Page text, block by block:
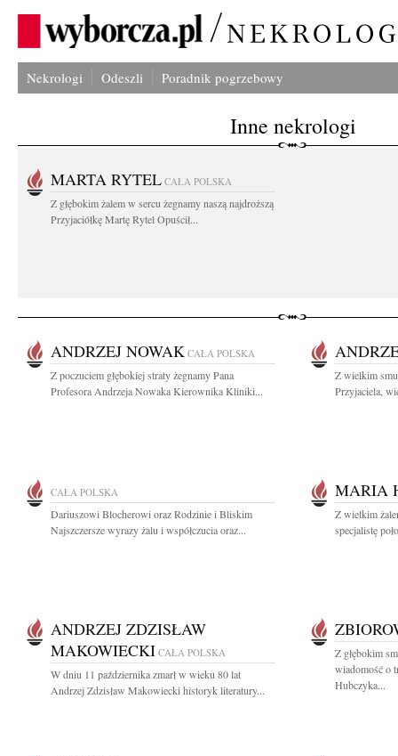
Nekrologi Odeszli Poradnik pogrzebowy
Inne nekrologi
MARTA RYTEL CAŁA POLSKA
Z głębokim żalem w sercu żegnamy naszą najdroższą
Przyjaciółkę Martę Rytel Opuścił...
ANDRZEJ NOWAK CAŁA POLSKA
Z poczuciem głębokiej straty żegnamy Pana
Profesora Andrzeja Nowaka Kierownika Kliniki...
Z wielkim
Przyjaciela,
CAŁA POLSKA
Dariuszowi Blocherowi oraz Rodzinie i Bliskim
Najszczersze wyrazy żalu i współczucia oraz...
MARIA
Z wielkim
specjalistę
ANDRZEJ ZDZISŁAW
MAKOWIECKI CAŁA POLSKA
W dniu 11 października zmarł w wieku 80 lat
Andrzej Zdzisław Makowiecki historyk literatury...
Z głębokim
wiadomość o
Hubczyka...